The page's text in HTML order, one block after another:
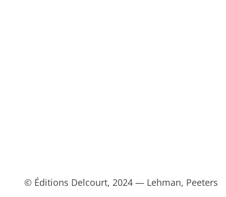
© Éditions Delcourt, 2024 — Lehman, Peeters